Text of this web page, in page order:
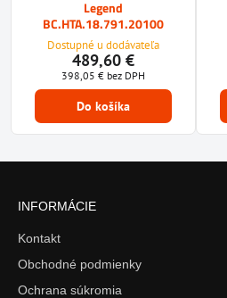
Legend
BC.HTA.18.791.20100
Dostupné u dodávateľa
489,60 €
398,05 € bez DPH
Do košíka
INFORMÁCIE
Kontakt
Obchodné podmienky
Ochrana súkromia